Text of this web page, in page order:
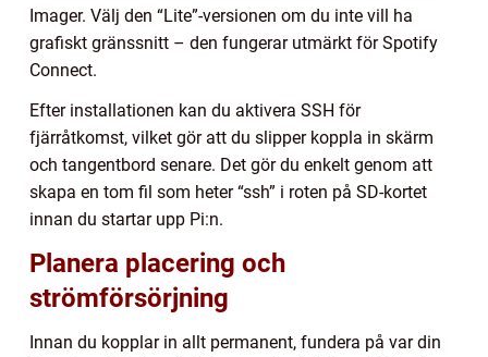
Imager. Välj den “Lite”-versionen om du inte vill ha
grafiskt gränssnitt – den fungerar utmärkt för Spotify
Connect.
Efter installationen kan du aktivera SSH för
fjärråtkomst, vilket gör att du slipper koppla in skärm
och tangentbord senare. Det gör du enkelt genom att
skapa en tom fil som heter “ssh” i roten på SD-kortet
innan du startar upp Pi:n.
Planera placering och
strömförsörjning
Innan du kopplar in allt permanent, fundera på var din